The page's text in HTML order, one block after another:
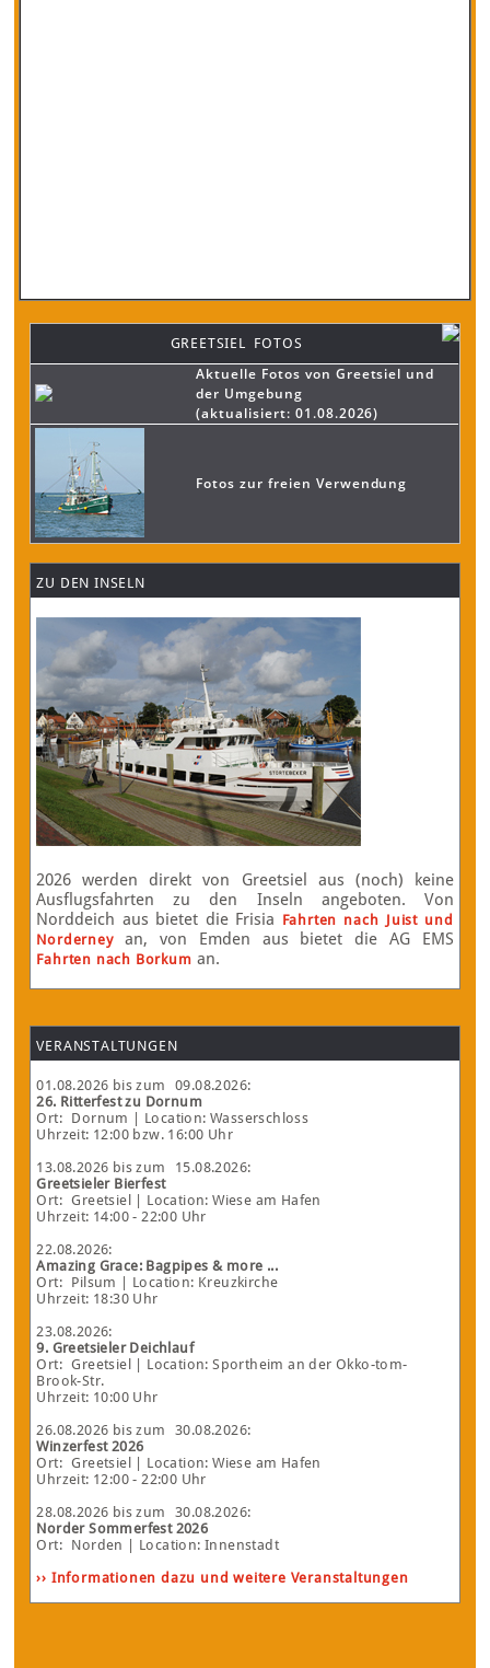
GREETSIEL FOTOS
Aktuelle Fotos von Greetsiel und
der Umgebung
(aktualisiert: 01.08.2026)
Fotos zur freien Verwendung
ZU DEN INSELN
2026 werden direkt von Greetsiel aus (noch) keine
Ausflugsfahrten zu den Inseln angeboten. Von
Norddeich aus bietet die Frisia Fahrten nach Juist und
Norderneyan, von Emden aus bietet die AG EMS
Fahrten nach Borkum an.
VERANSTALTUNGEN
01.08.2026 bis zum 09.08.2026:
26. Ritterfest zu Dornum
Ort: Dornum
| Location: Wasserschloss
Uhrzeit: 12:00 bzw. 16:00 Uhr
13.08.2026 bis zum 15.08.2026:
Greetsieler Bierfest
Ort: Greetsiel
| Location: Wiese am Hafen
Uhrzeit: 14:00 - 22:00 Uhr
22.08.2026:
Amazing Grace: Bagpipes & more ...
Ort: Pilsum
| Location: Kreuzkirche
Uhrzeit: 18:30 Uhr
23.08.2026:
9. Greetsieler Deichlauf
Ort: Greetsiel
| Location: Sportheim an der Okko-tom-
Brook-Str.
Uhrzeit: 10:00 Uhr
26.08.2026 bis zum 30.08.2026:
Winzerfest 2026
Ort: Greetsiel
| Location: Wiese am Hafen
Uhrzeit: 12:00 - 22:00 Uhr
28.08.2026 bis zum 30.08.2026:
Norder Sommerfest 2026
Ort: Norden
| Location: Innenstadt
›› Informationen dazu und weitere Veranstaltungen